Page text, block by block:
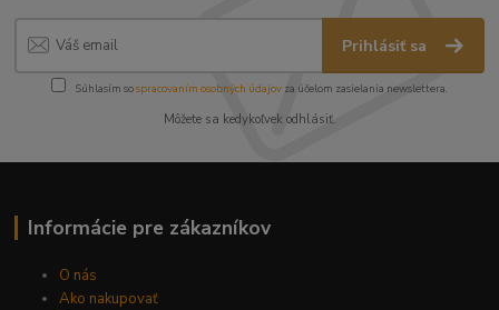
Prihlásiť sa
Súhlasím sospracovaním osobných údajov za účelom zasielania newslettera.
Môžete sa kedykoľvek odhlásiť.
Informácie pre zákazníkov
O nás
Ako nakupovať